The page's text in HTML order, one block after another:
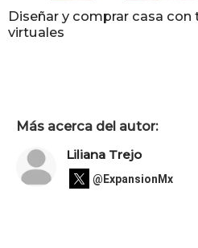
Diseñar y comprar casa con
virtuales
Más acerca del autor:
Liliana Trejo
@ExpansionMx